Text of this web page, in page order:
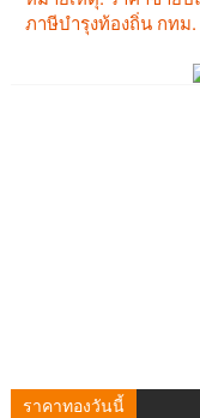
ราคาทองวันนี้